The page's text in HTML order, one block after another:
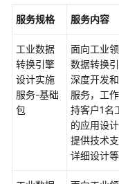
数
据
要
素
集
成
与
实
服
服务规格 服务内容
工业数据
转换引擎
设计实施
服务-基础
包
面向工业
数据转换
深度开发
服务，工
持客户1名
的应用设
提供技术
详细设计等